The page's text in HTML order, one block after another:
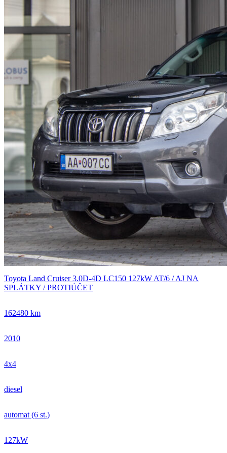
Toyota Land Cruiser 3.0D-4D LC150 127kW AT/6 / AJ NA
SPLÁTKY / PROTIÚČET
162480 km
2010
4x4
diesel
automat (6 st.)
127kW